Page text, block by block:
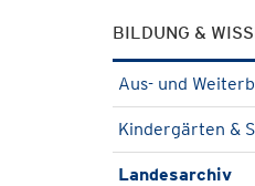
BILDUNG &
Aus- und
Kindergärten &
Landesarchiv